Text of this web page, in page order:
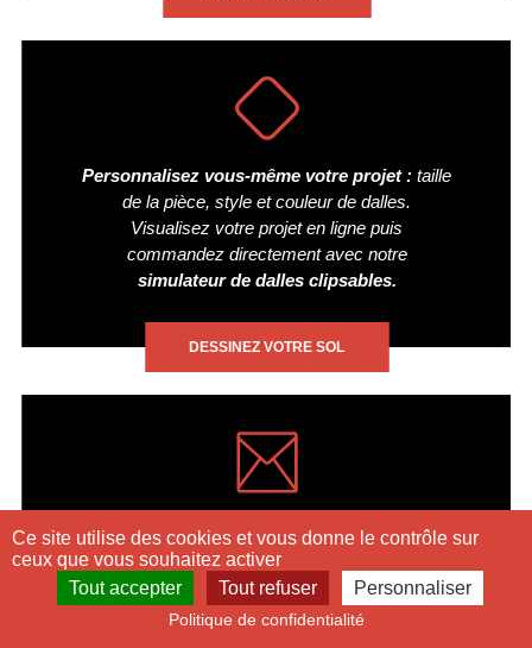
SIMULATEUR TÉLÉPHONE CONTACT
Personnalisez vous-même votre projet : taille
de la pièce, style et couleur de dalles.
Visualisez votre projet en ligne puis
commandez directement avec notre
simulateur de dalles clipsables.
DESSINEZ VOTRE SOL
Echangez avec nosspécialistes des
revêtements de sol clipsables SWISSTRAX
Faites vous accompagner dans votre projet de
dalles de sol. Obtenez votredevis gratuit et
personnalisé
Ce site utilise des cookies et vous donne le contrôle sur
ceux que vous souhaitez activer
Tout accepter
Tout refuser Personnaliser
Politique de confidentialité